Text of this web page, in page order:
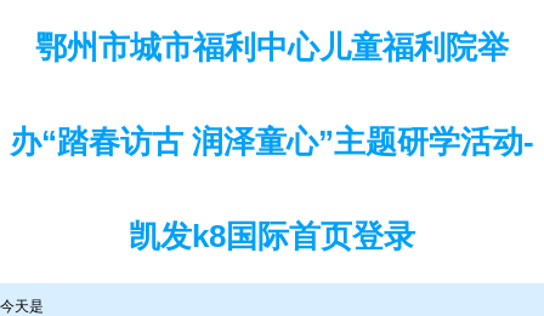
鄂州市城市福利中心儿童福利院举
办“踏春访古 润泽童心”主题研学活动-
凯发k8国际首页登录
今天是